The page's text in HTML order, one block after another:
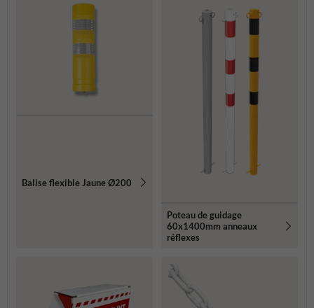
Balise flexible Jaune Ø200
Poteau de guidage
60x1400mm anneaux
réflexes